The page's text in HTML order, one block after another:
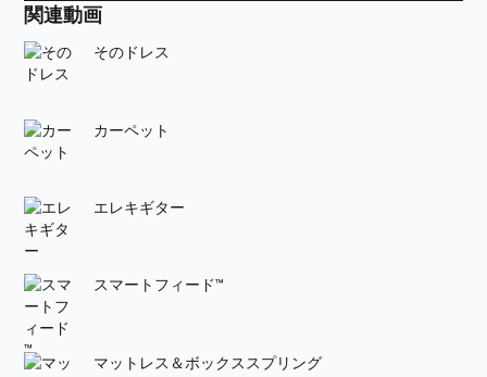
関連動画
そのドレス
カーペット
エレキギター
スマートフィード™
マットレス＆ボックススプリング